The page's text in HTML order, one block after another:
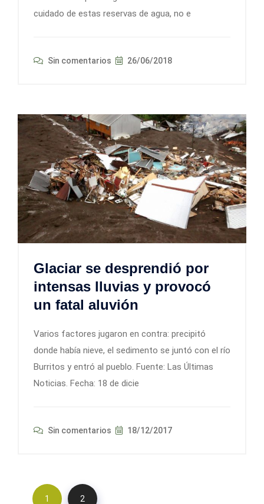
cuidado de estas reservas de agua, no e
Sin comentarios 26/06/2018
Glaciar se desprendió por
intensas lluvias y provocó
un fatal aluvión
Varios factores jugaron en contra: precipitó
donde había nieve, el sedimento se juntó con el río
Burritos y entró al pueblo. Fuente: Las Últimas
Noticias. Fecha: 18 de dicie
Sin comentarios 18/12/2017
1 2